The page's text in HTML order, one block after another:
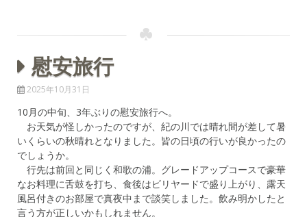
慰安旅行
2025年10月31日
10月の中旬、3年ぶりの慰安旅行へ。
お天気が怪しかったのですが、紀の川では晴れ間が差して暑
いくらいの秋晴れとなりました。皆の日頃の行いが良かったの
でしょうか。
行先は前回と同じく和歌の浦。グレードアップコースで豪華
なお料理に舌鼓を打ち、食後はビリヤードで盛り上がり、露天
風呂付きのお部屋で真夜中まで談笑しました。飲み明かしたと
言う方が正しいかもしれません。